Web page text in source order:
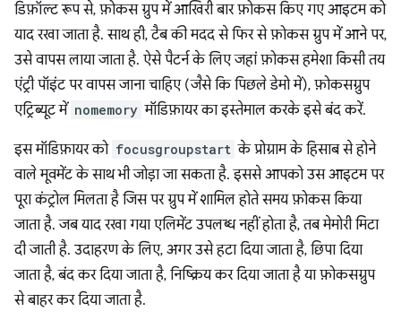
डिफ़ॉल्ट रूप से, फ़ोकस ग्रुप में आखिरी बार फ़ोकस किए गए आइटम को
याद रखा जाता है. साथ ही, टैब की मदद से फिर से फ़ोकस ग्रुप में आने पर,
उसे वापस लाया जाता है. ऐसे पैटर्न के लिए जहां फ़ोकस हमेशा किसी तय
एंट्री पॉइंट पर वापस जाना चाहिए (जैसे कि पिछले डेमो में), फ़ोकसग्रुप
एट्रिब्यूट में nomemory मॉडिफ़ायर का इस्तेमाल करके इसे बंद करें.
इस मॉडिफ़ायर को focusgroupstart के प्रोग्राम के हिसाब से होने
वाले मूवमेंट के साथ भी जोड़ा जा सकता है. इससे आपको उस आइटम पर
पूरा कंट्रोल मिलता है जिस पर ग्रुप में शामिल होते समय फ़ोकस किया
जाता है. जब याद रखा गया एलिमेंट उपलब्ध नहीं होता है, तब मेमोरी मिटा
दी जाती है. उदाहरण के लिए, अगर उसे हटा दिया जाता है, छिपा दिया
जाता है, बंद कर दिया जाता है, निष्क्रिय कर दिया जाता है या फ़ोकसग्रुप
से बाहर कर दिया जाता है.